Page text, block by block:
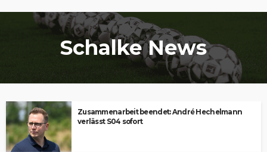
Schalke News
Zusammenarbeit beendet: André Hechelmann
verlässt S04 sofort